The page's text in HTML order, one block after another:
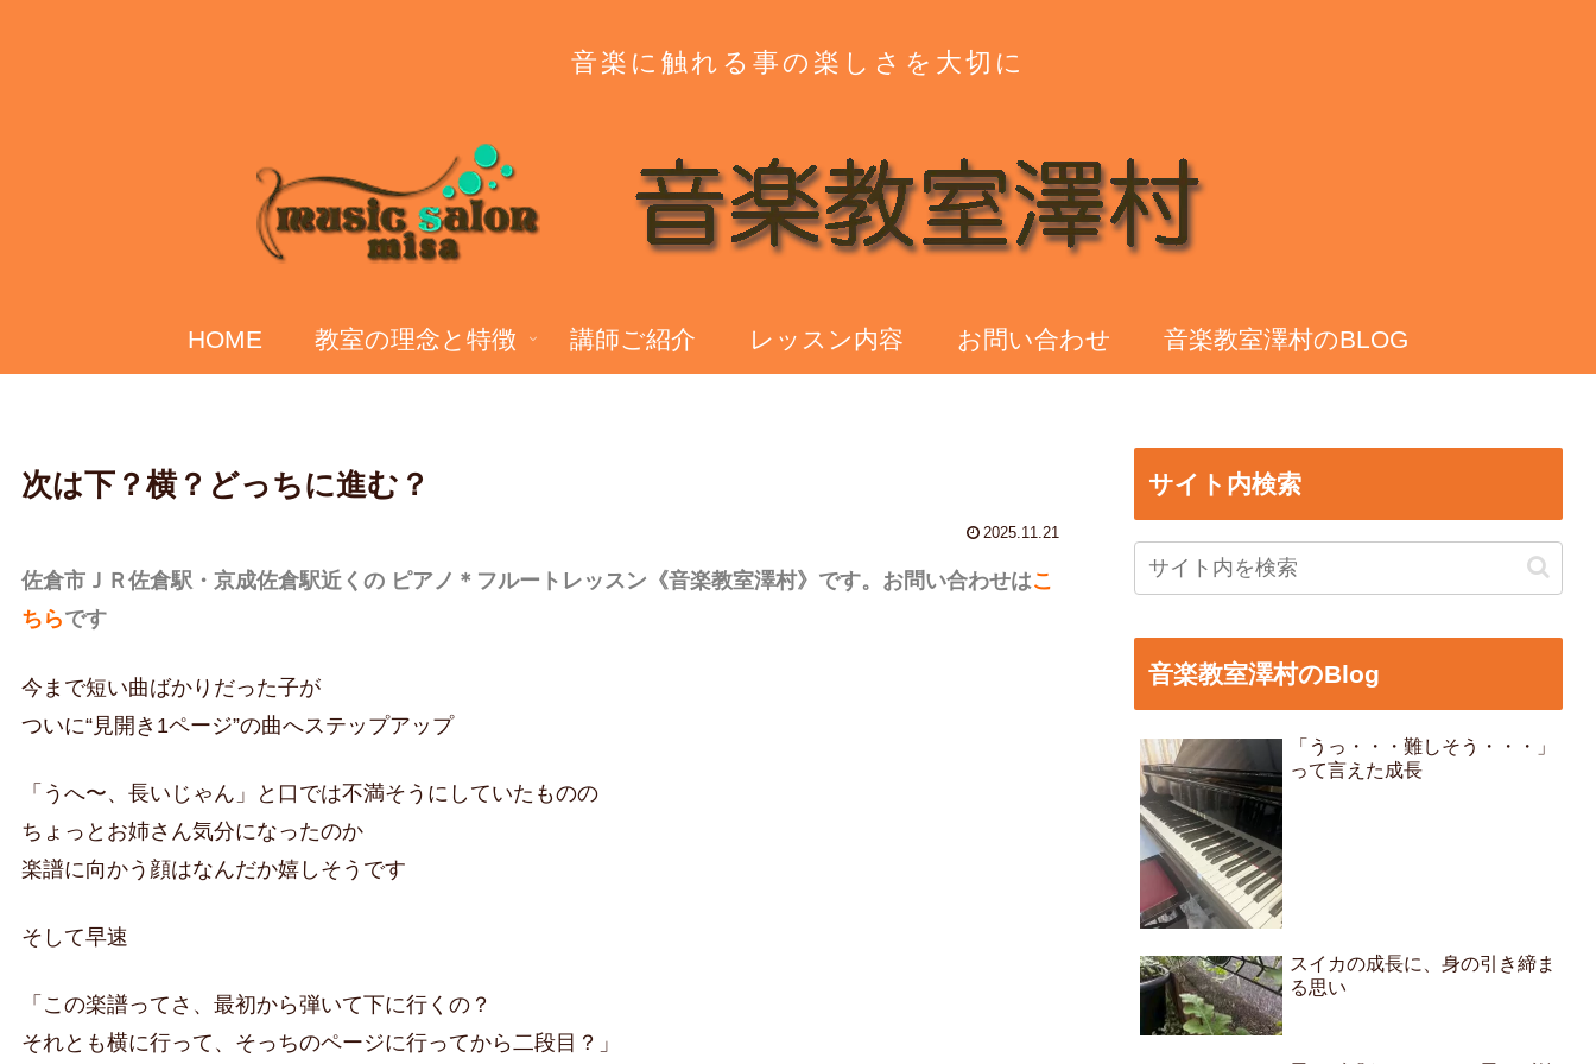
音楽に触れる事の楽しさを大切に
HOME 教室の理念と特徴 講師ご紹介 レッスン内容 お問い合わせ 音楽教室澤村のBLOG
次は下？横？どっちに進む？
2025.11.21
佐倉市ＪＲ佐倉駅・京成佐倉駅近くの ピアノ＊フルートレッスン 《音楽教室澤村》です。お問い合わせはこ
ちらです
今まで短い曲ばかりだった子が
ついに“見開き1ページ”の曲へステップアップ
「うへ〜、長いじゃん」と口では不満そうにしていたものの
ちょっとお姉さん気分になったのか
楽譜に向かう顔はなんだか嬉しそうです
そして早速
「この楽譜ってさ、最初から弾いて下に行くの？
それとも横に行って、そっちのページに行ってから二段目？」
サイト内検索
音楽教室澤村のBlog
「うっ・・・難しそう・・・」
って言えた成長
スイカの成長に、身の引き締ま
る思い